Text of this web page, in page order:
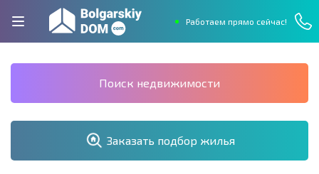
Работаем прямо сейчас!
Поиск недвижимости
Заказать подбор жилья